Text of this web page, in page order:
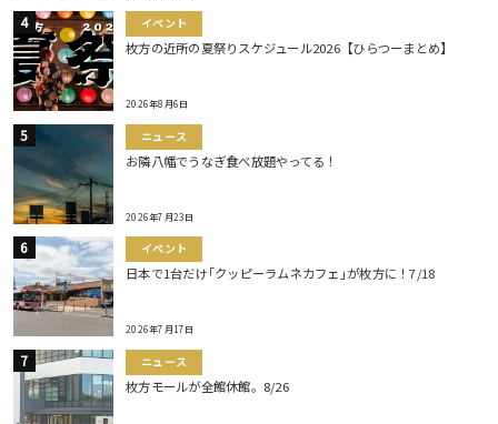
イベント
枚方の近所の夏祭りスケジュール2026【ひらつーまとめ】
2026年8月6日
ニュース
お隣八幡でうなぎ食べ放題やってる！
2026年7月23日
イベント
日本で1台だけ｢クッピーラムネカフェ｣が枚方に！7/18
2026年7月17日
ニュース
枚方モールが全館休館。8/26